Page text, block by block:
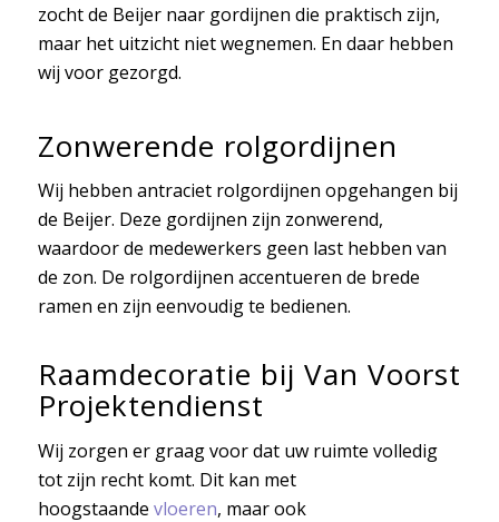
zocht de Beijer naar gordijnen die praktisch zijn,
maar het uitzicht niet wegnemen. En daar hebben
wij voor gezorgd.
Zonwerende rolgordijnen
Wij hebben antraciet rolgordijnen opgehangen bij
de Beijer. Deze gordijnen zijn zonwerend,
waardoor de medewerkers geen last hebben van
de zon. De rolgordijnen accentueren de brede
ramen en zijn eenvoudig te bedienen.
Raamdecoratie bij Van Voorst
Projektendienst
Wij zorgen er graag voor dat uw ruimte volledig
tot zijn recht komt. Dit kan met
hoogstaande vloeren, maar ook